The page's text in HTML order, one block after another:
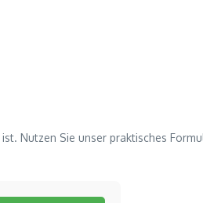
Nutzen Sie unser praktisches